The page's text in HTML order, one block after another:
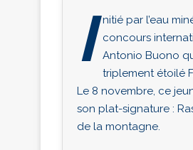
I nitié par l’eau
concours
Antonio Buono
triplement étoilé
Le 8 novembre, ce
son plat-signature :
de la montagne.